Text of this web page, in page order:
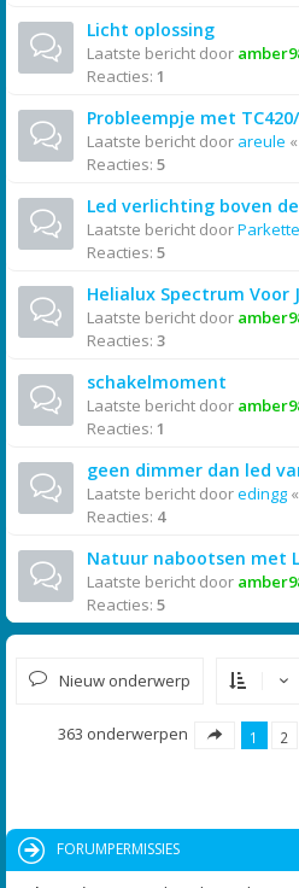
Licht oplossing
Laatste bericht door
Reacties: 1
Probleempje met TC420/
Laatste bericht door areule «
Reacties: 5
Led verlichting boven
Laatste bericht door
Reacties: 5
Helialux Spectrum Voor
Laatste bericht door
Reacties: 3
schakelmoment
Laatste bericht door
Reacties: 1
geen dimmer dan led
Laatste bericht dooredingg «
Reacties: 4
Natuur nabootsen met
Laatste bericht door
Reacties: 5
Nieuw onderwerp
363 onderwerpen 1 2
FORUMPERMISSIES